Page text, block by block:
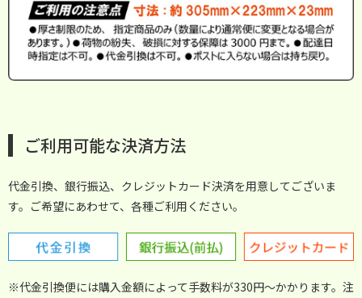
ご利用可能な決済方法
代金引換、銀行振込、クレジットカード決済を用意してございま
す。ご希望にあわせて、各種ご利用ください。
※代金引換便には購入金額によって手数料が330円～かかります。注